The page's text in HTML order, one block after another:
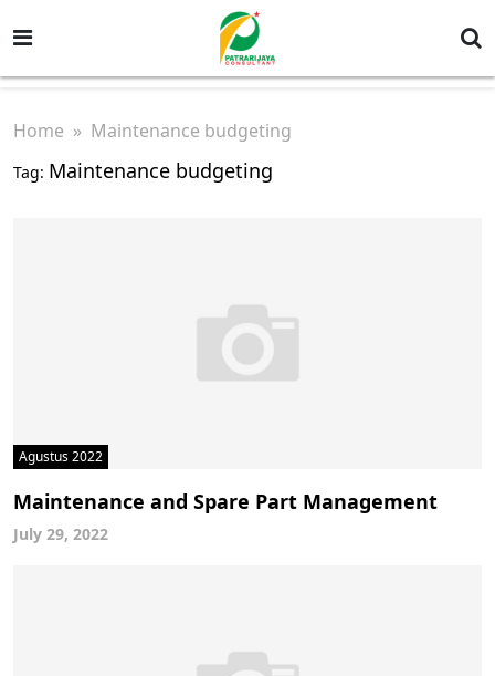
Home » Maintenance budgeting
Tag: Maintenance budgeting
Agustus 2022
Maintenance and Spare Part Management
July 29, 2022